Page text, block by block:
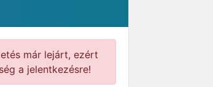
már lejárt, ezért
a jelentkezésre!